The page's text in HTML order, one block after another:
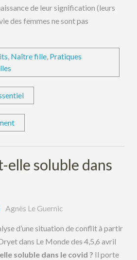
de leur signification (leurs
des femmes ne sont pas
, Naître fille, Pratiques
elle soluble dans
Agnès Le Guernic
d’une situation de conflit à partir
dans Le Monde des 4,5,6 avril
soluble dans le covid ? Il porte